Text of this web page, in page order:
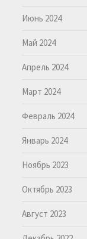
Июнь 2024
Май 2024
Апрель 2024
Март 2024
Февраль 2024
Январь 2024
Ноябрь 2023
Октябрь 2023
Август 2023